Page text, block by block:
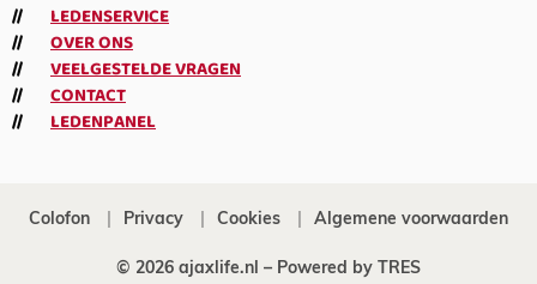
LEDENSERVICE
OVER ONS
VEELGESTELDE VRAGEN
CONTACT
LEDENPANEL
Colofon Privacy Cookies Algemene voorwaarden
© 2026 ajaxlife.nl – Powered by TRES